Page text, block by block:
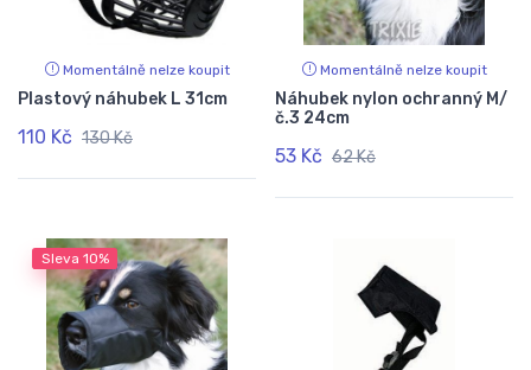
Momentálně nelze koupit
Plastový náhubek L 31cm
110 Kč 130 Kč
Momentálně nelze koupit
Náhubek nylon ochranný M/
č.3 24cm
53 Kč 62 Kč
Sleva 10%